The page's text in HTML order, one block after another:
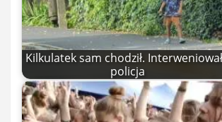
Kilkulatek sam chodził.
policja